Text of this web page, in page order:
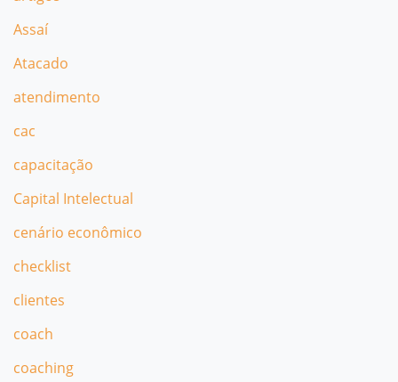
Assaí
Atacado
atendimento
cac
capacitação
Capital Intelectual
cenário econômico
checklist
clientes
coach
coaching